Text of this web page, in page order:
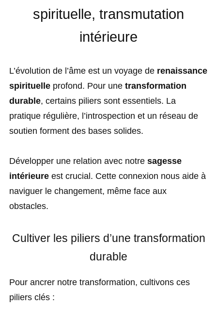
spirituelle, transmutation
intérieure
L’évolution de l’âme est un voyage de renaissance
spirituelle profond. Pour une transformation
durable, certains piliers sont essentiels. La
pratique régulière, l’introspection et un réseau de
soutien forment des bases solides.
Développer une relation avec notre sagesse
intérieure est crucial. Cette connexion nous aide à
naviguer le changement, même face aux
obstacles.
Cultiver les piliers d’une transformation
durable
Pour ancrer notre transformation, cultivons ces
piliers clés :